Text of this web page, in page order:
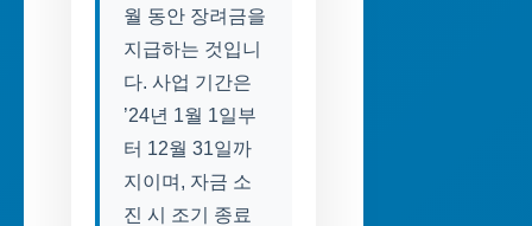
월 동안 장려금을
지급하는 것입니
다. 사업 기간은
’24년 1월 1일부
터 12월 31일까
지이며, 자금 소
진 시 조기 종료